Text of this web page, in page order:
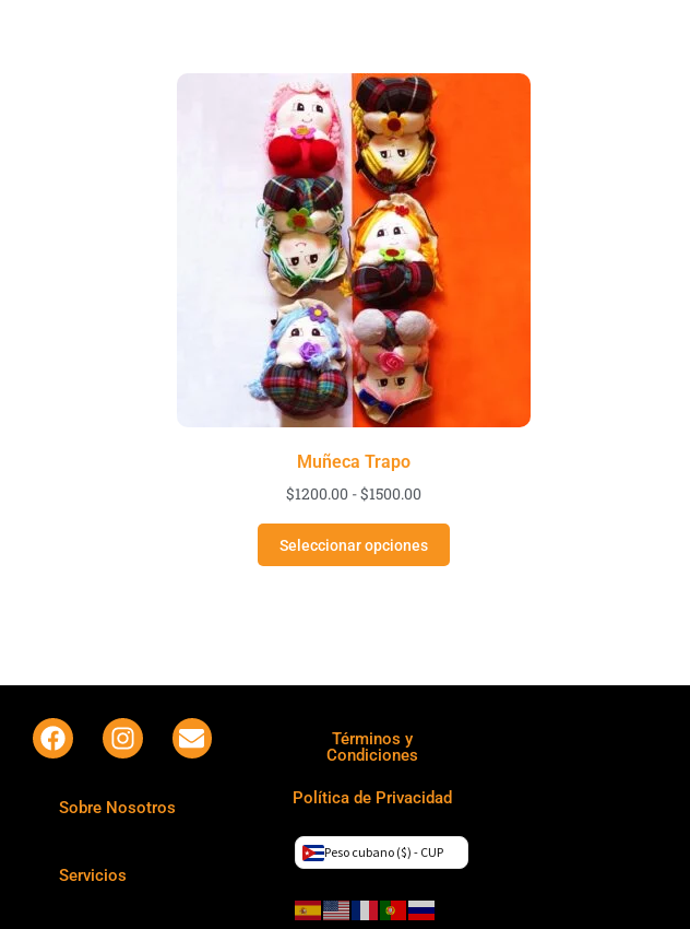
Muñeca Trapo
$1200.00 -$1500.00
Seleccionar opciones
Sobre Nosotros
Servicios
Términos y
Condiciones
Política de Privacidad
Peso cubano ($) - CUP